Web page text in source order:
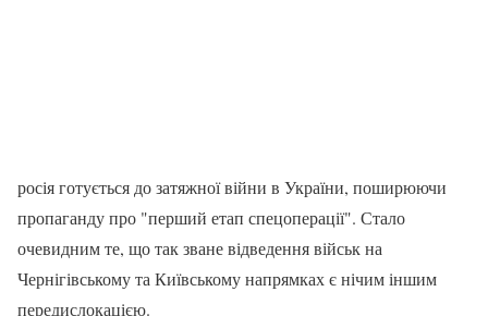
росія готується до затяжної війни в України, поширюючи
пропаганду про "перший етап спецоперації". Стало
очевидним те, що так зване відведення військ на
Чернігівському та Київському напрямках є нічим іншим
передислокацією.